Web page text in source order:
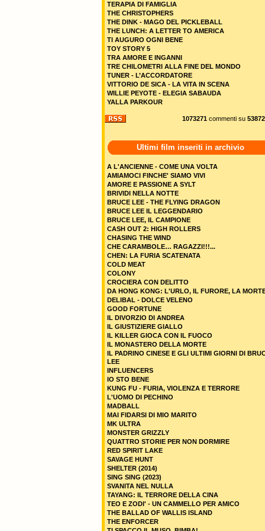
TERAPIA DI FAMIGLIA
THE CHRISTOPHERS
THE DINK - MAGO DEL PICKLEBALL
THE LUNCH: A LETTER TO AMERICA
TI AUGURO OGNI BENE
TOY STORY 5
TRA AMORE E INGANNI
TRE CHILOMETRI ALLA FINE DEL MONDO
TUNER - L’ACCORDATORE
VITTORIO DE SICA - LA VITA IN SCENA
WILLIE PEYOTE - ELEGIA SABAUDA
YALLA PARKOUR
1073271 commenti su 53872
Ultimi film inseriti in archivio
A L'ANCIENNE - COME UNA VOLTA
AMIAMOCI FINCHE' SIAMO VIVI
AMORE E PASSIONE A SYLT
BRIVIDI NELLA NOTTE
BRUCE LEE - THE FLYING DRAGON
BRUCE LEE IL LEGGENDARIO
BRUCE LEE, IL CAMPIONE
CASH OUT 2: HIGH ROLLERS
CHASING THE WIND
CHE CARAMBOLE… RAGAZZI!!!...
CHEN: LA FURIA SCATENATA
COLD MEAT
COLONY
CROCIERA CON DELITTO
DA HONG KONG: L'URLO, IL FURORE, LA
DELIBAL - DOLCE VELENO
GOOD FORTUNE
IL DIVORZIO DI ANDREA
IL GIUSTIZIERE GIALLO
IL KILLER GIOCA CON IL FUOCO
IL MONASTERO DELLA MORTE
IL PADRINO CINESE E GLI ULTIMI GIORNI DI
LEE
INFLUENCERS
IO STO BENE
KUNG FU - FURIA, VIOLENZA E TERRORE
L'UOMO DI PECHINO
MADBALL
MAI FIDARSI DI MIO MARITO
MK ULTRA
MONSTER GRIZZLY
QUATTRO STORIE PER NON DORMIRE
RED SPIRIT LAKE
SAVAGE HUNT
SHELTER (2014)
SING SING (2023)
SVANITA NEL NULLA
TAYANG: IL TERRORE DELLA CINA
TEO E ZODI' - UN CAMMELLO PER AMICO
THE BALLAD OF WALLIS ISLAND
THE ENFORCER